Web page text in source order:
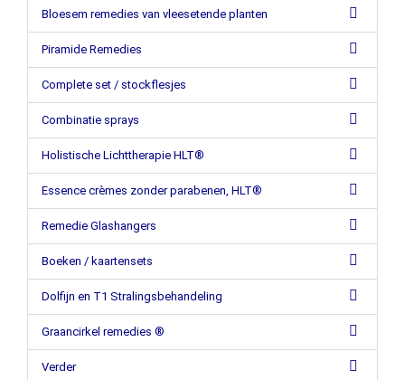
Bloesem remedies van vleesetende planten
Piramide Remedies
Complete set / stockflesjes
Combinatie sprays
Holistische Lichttherapie HLT®
Essence crèmes zonder parabenen, HLT®
Remedie Glashangers
Boeken / kaartensets
Dolfijn en T1 Stralingsbehandeling
Graancirkel remedies ®
Verder